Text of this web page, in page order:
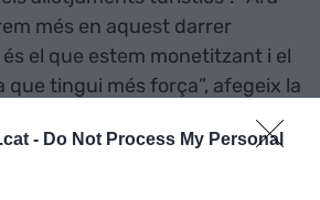
- Do Not Process My Personal
més en aquest darrer
el que estem monetitzant i el
que tingui més força”, afegeix la